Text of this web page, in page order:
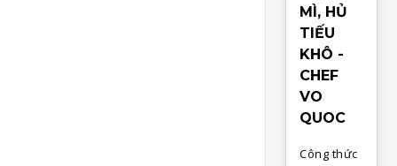
MÌ, HỦ
TIẾU
KHÔ -
CHEF
VO
QUOC
Công thức